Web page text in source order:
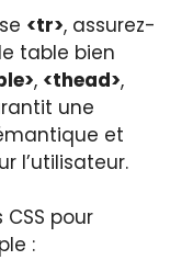
<tr>, assurez-
table bien
, <thead>,
une
et
l’utilisateur.
pour
: